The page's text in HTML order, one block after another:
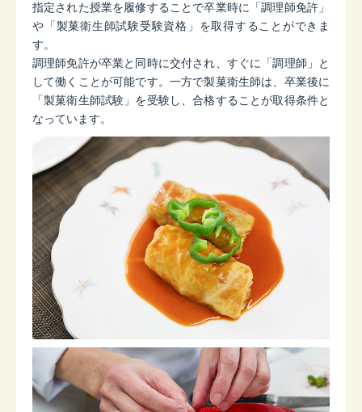
指定された授業を履修することで卒業時に「調理師免許」
や「製菓衛生師試験受験資格」を取得することができま
す。
調理師免許が卒業と同時に交付され、すぐに「調理師」と
して働くことが可能です。一方で製菓衛生師は、卒業後に
「製菓衛生師試験」を受験し、合格することが取得条件と
なっています。